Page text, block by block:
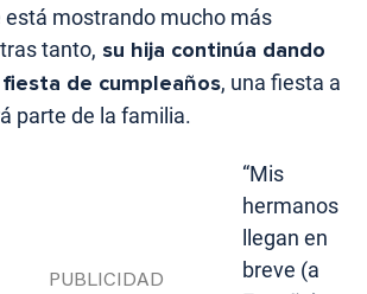
mostrando mucho más
tanto, su hija continúa dando
de cumpleaños, una fiesta a
parte de la familia.
“Mis
hermanos
llegan en
breve (a